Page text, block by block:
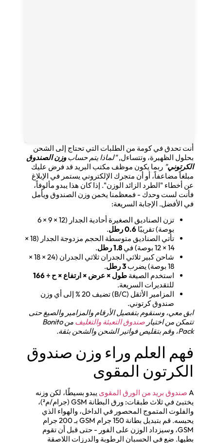
أنت تحدق في كومة من الطلبات التي تحتاج إلى الشحن
بحلول الظهيرة، وتتساءل,"لماذا يتم حسابوزن الصندوق
الكرتوني" ربما يكون موظف مكتب البريد قد فرض عليك
مبلغاً مضاعفاً، أو أن متجرك الإلكتروني يستمر في الإبلاغ
عن أخطاء "الطرد الزائد الوزن". إذا كان هذا يبدو مألوفاً،
فأنت لست وحدك - فمعظمنا يخمن وزن الصندوق ويأمل
في الأفضل. الإجابة السريعة:
تزن الصناديق الصغيرة أحادية الجدار (12 × 9 × 6
بوصة) تقريبًا 0.6 رطل
.
تأتي الصناديق متوسطة الحجم مزدوجة الجدار (18 ×
14 × 12 بوصة) في
1.8 رطل
.
شاحن كبير ثلاثي الجدران ثلاثي الجدران (24 × 18 ×
18 بوصة) يضرب
3 رطل
.
استخدم الصيغة طول × عرض × ارتفاع × ح ÷ 166
للتقديرات السريعة.
المزامير الأثقل (B/C) تضيف 20 % إلى أي وزن
صندوق كرتوني.
ابق معي، وسنقوم بتفصيل الأرقام والمزامير والصيغ حتى
تتمكن من اختيار صندوق التعبئة والتغليف
من Bonito
Pack، وقم بتقليص فواتير الشحن والشحن بثقة.
فهم العلم وراء وزن صندوق
الكرتون المقوى
A صندوق بريد من الورق المقوى يبدو بسيطًا، لكن وزنه
يختبئ في ثلاث طبقات: ورق البطانة GSM (جرام/م²)،
والفلوت المتموج المحصور في الداخل، والهواء الذي
يحبسه. قم بتبديل بطانة 150 جرام GSM بـ 200 جرام
GSM، وسيزداد الوزن على الفور - حتى قبل أن تقوم
بطيها. ضع في الحسبان الرطوبة والدرزات اللاصقة